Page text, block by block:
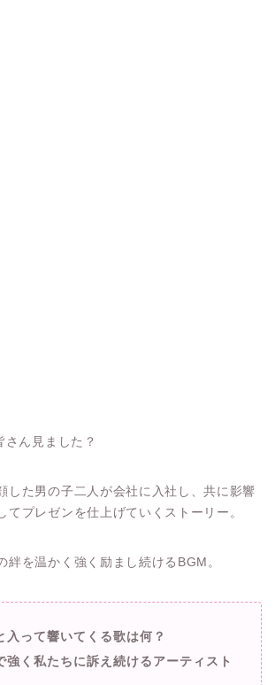
ん見ました？
した男の子二人が会社に入社し、共に影響
てプレゼンを仕上げていくストーリー。
絆を温かく強く励まし続けるBGM。
入って響いてくる歌は何？
強く私たちに訴え続けるアーティスト